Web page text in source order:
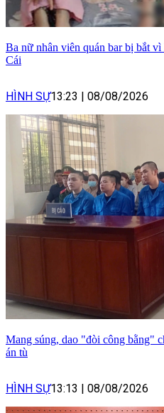
Ba nữ nhân viên quán bar bị bắt
Cái
HÌNH SỰ13:23 | 08/08/2026
Mang súng, dao "đòi công bằng"
án tù
HÌNH SỰ13:13 | 08/08/2026